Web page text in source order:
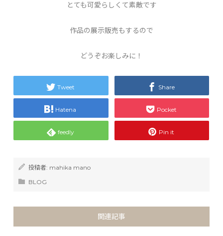
とても可愛らしくて素敵です
作品の展示販売もするので
どうぞお楽しみに！
Tweet Share
Hatena Pocket
feedly Pin it
投稿者: mahika mano
BLOG
関連記事